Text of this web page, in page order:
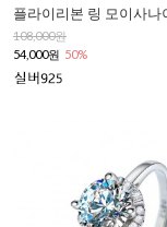
플라이리본 링 모이사나
108,000원
54,000원 50%